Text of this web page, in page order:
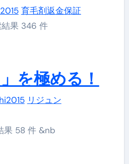
育毛剤返金保証
結果 346 件
を極める！
リジュン
結果 58 件 &nb